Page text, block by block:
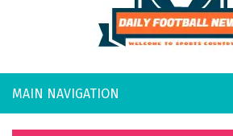
t
n
Posted on June 18, 2026
Posted on July 31, 2026